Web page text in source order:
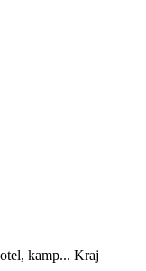
kamp... Kraj